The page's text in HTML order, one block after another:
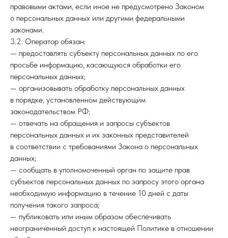
правовыми актами, если иное не предусмотрено Законом
о персональных данных или другими федеральными
законами.
3.2. Оператор обязан:
— предоставлять субъекту персональных данных по его
просьбе информацию, касающуюся обработки его
персональных данных;
— организовывать обработку персональных данных
в порядке, установленном действующим
законодательством РФ;
— отвечать на обращения и запросы субъектов
персональных данных и их законных представителей
в соответствии с требованиями Закона о персональных
данных;
— сообщать в уполномоченный орган по защите прав
субъектов персональных данных по запросу этого органа
необходимую информацию в течение 10 дней с даты
получения такого запроса;
— публиковать или иным образом обеспечивать
неограниченный доступ к настоящей Политике в отношении